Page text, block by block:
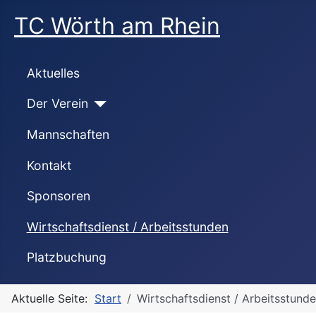
TC Wörth am Rhein
Aktuelles
Der Verein
Mannschaften
Kontakt
Sponsoren
Wirtschaftsdienst / Arbeitsstunden
Platzbuchung
Aktuelle Seite: Start Wirtschaftsdienst /